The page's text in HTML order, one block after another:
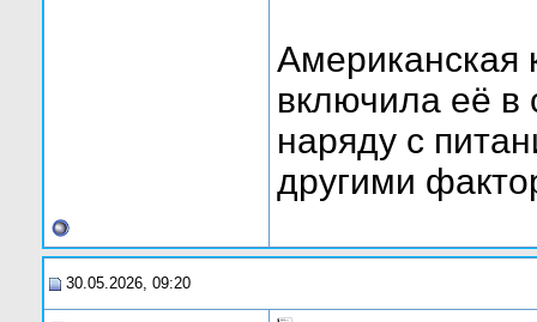
Американская
включила её в
наряду с
другими
30.05.2026, 09:20